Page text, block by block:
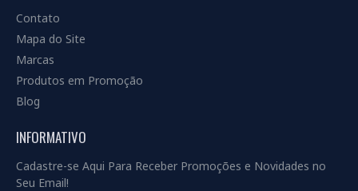
Contato
Mapa do Site
Marcas
Produtos em Promoção
Blog
INFORMATIVO
Cadastre-se Aqui Para Receber Promoções e Novidades no
Seu Email!